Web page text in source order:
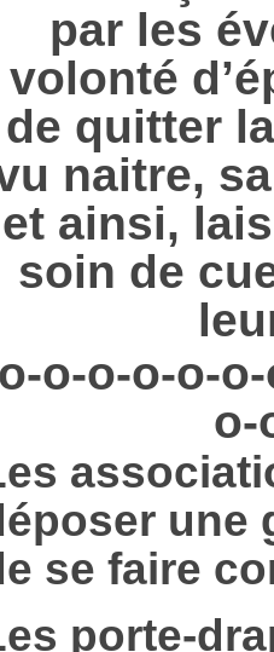
par les
volonté
de quitter
naitre,
et ainsi,
soin de
o-o-o-o-
o-
une
se faire
porte-